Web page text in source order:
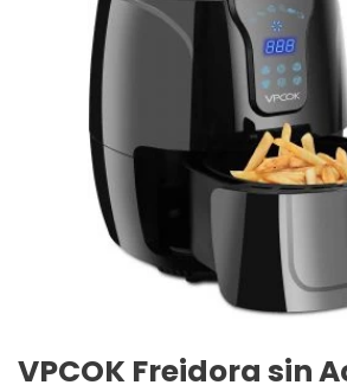
VPCOK Freidora sin